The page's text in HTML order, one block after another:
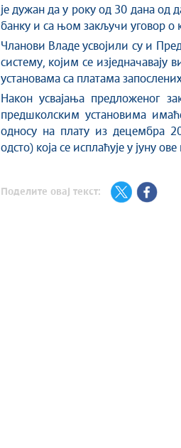
је дужан да у року од 30 дана од
банку и са њом закључи уговор о
Чланови Владе усвојили су и
систему, којим се
установама са платама
Након усвајања предложеног
предшколским установима
односу на плату из децембра
одсто) која се исплаћује у јуну
Поделите овај текст: